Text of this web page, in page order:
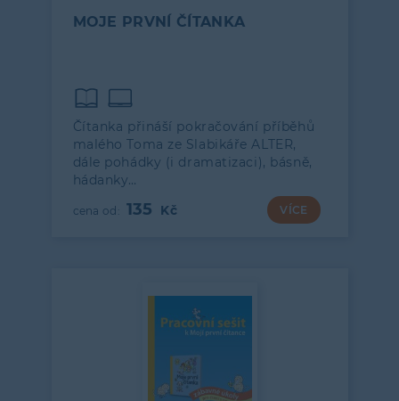
MOJE PRVNÍ ČÍTANKA
Čítanka přináší pokračování příběhů
malého Toma ze Slabikáře ALTER,
dále pohádky (i dramatizaci), básně,
hádanky…
135 VÍCE